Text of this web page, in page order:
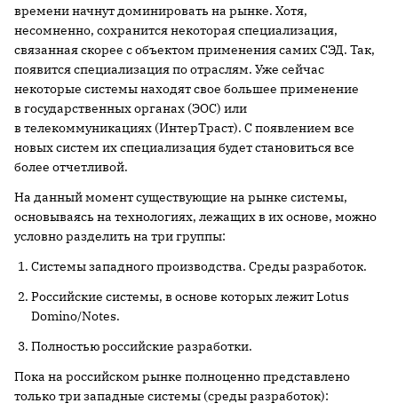
времени начнут доминировать на рынке. Хотя,
несомненно, сохранится некоторая специализация,
связанная скорее с объектом применения самих СЭД. Так,
появится специализация по отраслям. Уже сейчас
некоторые системы находят свое большее применение
в государственных органах (ЭОС) или
в телекоммуникациях (ИнтерТраст). С появлением все
новых систем их специализация будет становиться все
более отчетливой.
На данный момент существующие на рынке системы,
основываясь на технологиях, лежащих в их основе, можно
условно разделить на три группы:
Системы западного производства. Среды разработок.
Российские системы, в основе которых лежит Lotus
Domino/Notes.
Полностью российские разработки.
Пока на российском рынке полноценно представлено
только три западные системы (среды разработок):